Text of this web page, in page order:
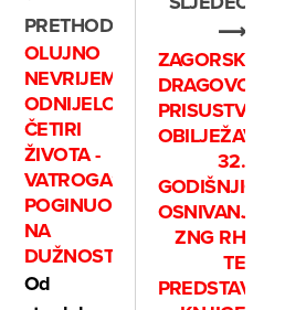
PRETHODNO
OLUJNO
NEVRIJEME
ODNIJELO
ČETIRI
ŽIVOTA -
VATROGASAC
POGINUO
NA
DUŽNOSTI
Od
⟶
ZAGORSKI
DRAGOVOLJCI
PRISUSTVOVALI
OBILJEŽAVANJU
32.
GODIŠNJICE
OSNIVANJA
ZNG RH
TE
PREDSTAVLJANJU